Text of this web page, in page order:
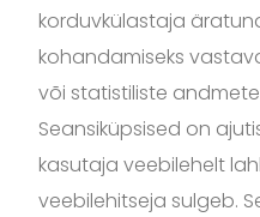
korduvkülastaja
kohandamiseks
või statistiliste
Seansiküpsised on
kasutaja veebilehelt
veebilehitseja sulgeb.